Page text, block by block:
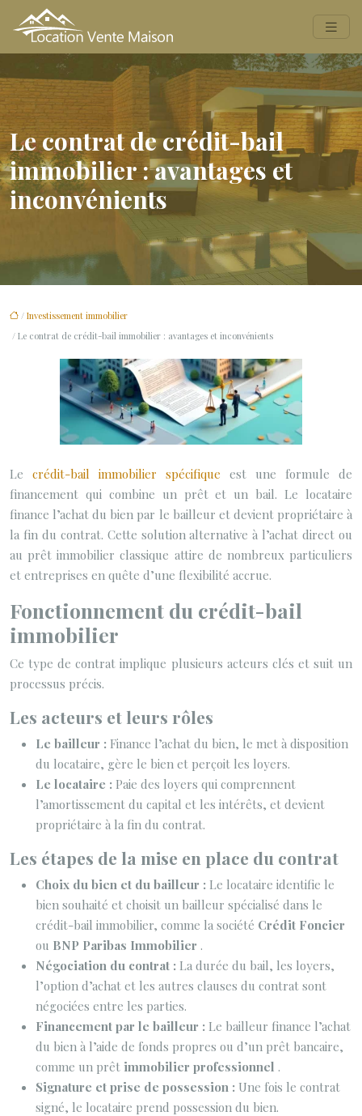
Le contrat de crédit-bail
immobilier : avantages et
inconvénients
/ Investissement immobilier
/ Le contrat de crédit-bail immobilier : avantages et inconvénients
Le crédit-bail immobilier spécifique est une formule de
financement qui combine un prêt et un bail. Le locataire
finance l’achat du bien par le bailleur et devient propriétaire à
la fin du contrat. Cette solution alternative à l’achat direct ou
au prêt immobilier classique attire de nombreux particuliers
et entreprises en quête d’une flexibilité accrue.
Fonctionnement du crédit-bail
immobilier
Ce type de contrat implique plusieurs acteurs clés et suit un
processus précis.
Les acteurs et leurs rôles
Le bailleur : Finance l’achat du bien, le met à disposition
du locataire, gère le bien et perçoit les loyers.
Le locataire : Paie des loyers qui comprennent
l’amortissement du capital et les intérêts, et devient
propriétaire à la fin du contrat.
Les étapes de la mise en place du contrat
Choix du bien et du bailleur : Le locataire identifie le
bien souhaité et choisit un bailleur spécialisé dans le
crédit-bail immobilier, comme la société Crédit Foncier
ou BNP Paribas Immobilier .
Négociation du contrat : La durée du bail, les loyers,
l’option d’achat et les autres clauses du contrat sont
négociées entre les parties.
Financement par le bailleur : Le bailleur finance l’achat
du bien à l’aide de fonds propres ou d’un prêt bancaire,
comme un prêt immobilier professionnel .
Signature et prise de possession : Une fois le contrat
signé, le locataire prend possession du bien.